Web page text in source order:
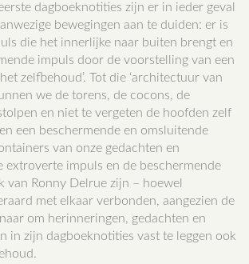
dagboeknotities zijn er in ieder geval
bewegingen aan te duiden: er is
die het innerlijke naar buiten brengt en
impuls door de voorstelling van een
zelfbehoud’. Tot die ‘architectuur van
we de torens, de cocons, de
en niet te vergeten de hoofden zelf
een beschermende en omsluitende
van onze gedachten en
extroverte impuls en de beschermende
van Ronny Delrue zijn – hoewel
met elkaar verbonden, aangezien de
om herinneringen, gedachten en
in zijn dagboeknotities vast te leggen ook